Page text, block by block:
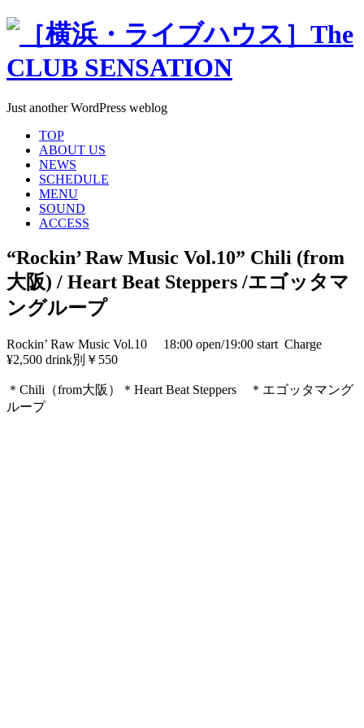
Just another WordPress weblog
TOP
ABOUT US
NEWS
SCHEDULE
MENU
SOUND
ACCESS
“Rockin’ Raw Music Vol.10” Chili (from
大阪) / Heart Beat Steppers /エゴッタマ
ングループ
Rockin’ Raw Music Vol.10 18:00 open/19:00 start Charge
¥2,500 drink別￥550
＊Chili（from大阪）＊Heart Beat Steppers ＊エゴッタマング
ループ